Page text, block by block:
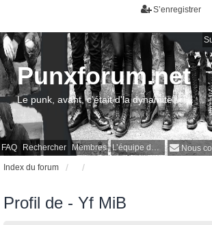
S’enregistrer
FAQ Rechercher Membres L’équipe du forum Nous contacter
Punxforum.net
Le punk, avant, c'était d'la dynamite !
Index du forum
Profil de - Yf MiB